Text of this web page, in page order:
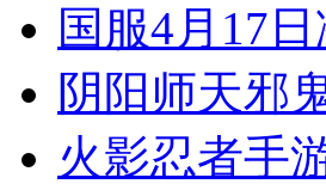
国服4月17
阴阳师天邪
火影忍者手